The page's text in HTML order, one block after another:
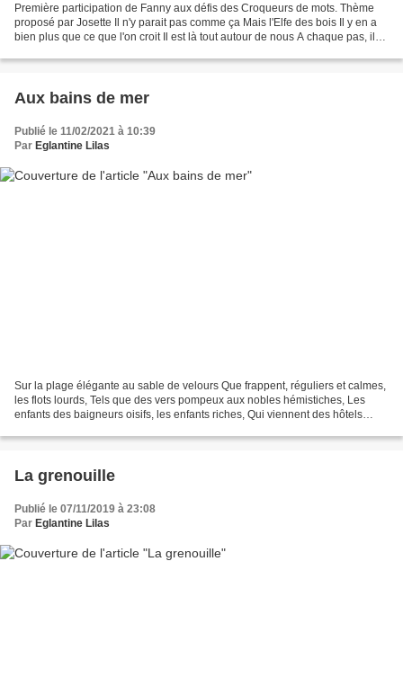
Première participation de Fanny aux défis des Croqueurs de mots. Thème
proposé par Josette Il n'y parait pas comme ça Mais l'Elfe des bois Il y en a
bien plus que ce que l'on croit Il est là tout autour de nous A chaque pas, il
Aux bains de mer
Publié le 11/02/2021 à 10:39
Par Eglantine Lilas
Sur la plage élégante au sable de velours Que frappent, réguliers et calmes,
les flots lourds, Tels que des vers pompeux aux nobles hémistiches, Les
enfants des baigneurs oisifs, les enfants riches, Qui viennent des hôtels
La grenouille
Publié le 07/11/2019 à 23:08
Par Eglantine Lilas